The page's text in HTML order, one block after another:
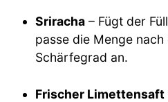
Sriracha – Fügt der
passe die Menge
Schärfegrad an.
Frischer Limettensaft